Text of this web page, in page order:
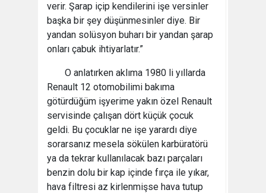
verir. Şarap içip kendilerini işe versinler
başka bir şey düşünmesinler diye. Bir
yandan solüsyon buharı bir yandan şarap
onları çabuk ihtiyarlatır.”
O anlatırken aklıma 1980 li yıllarda
Renault 12 otomobilimi bakıma
götürdüğüm işyerime yakın özel Renault
servisinde çalışan dört küçük çocuk
geldi. Bu çocuklar ne işe yarardı diye
sorarsanız mesela sökülen karbüratörü
ya da tekrar kullanılacak bazı parçaları
benzin dolu bir kap içinde fırça ile yıkar,
hava filtresi az kirlenmişse hava tutup